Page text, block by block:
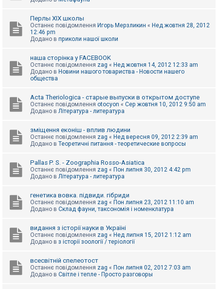
Перлы ХІХ школы
Останнє повідомлення Игорь Мерзликин « Нед жовтня 28, 2012
12:46 pm
Додано в приколи нашої школи
наша сторінка у FACEBOOK
Останнє повідомлення zag « Нед жовтня 14, 2012 12:33 am
Додано в Новини нашого товариства - Новости нашего
общества
Acta Theriologica - старые выпуски в открытом доступе
Останнє повідомлення otocyon « Сер жовтня 10, 2012 9:50 am
Додано в Література - литература
зміщення еконіш - вплив людини
Останнє повідомлення zag « Нед вересня 09, 2012 2:39 am
Додано в Теоретичні питання - теоретические вопросы
Pallas P. S. - Zoographia Rosso-Asiatica
Останнє повідомлення zag « Пон липня 30, 2012 4:42 pm
Додано в Література - литература
генетика вовка. підвиди. гібриди
Останнє повідомлення zag « Пон липня 23, 2012 11:10 am
Додано в Склад фауни, таксономія і номенклатура
видання з історії науки в Україні
Останнє повідомлення zag « Нед липня 15, 2012 1:12 am
Додано в з історії зоології / теріології
всесвітній спелеотост
Останнє повідомлення zag « Пон липня 02, 2012 7:03 am
Додано в Світле і тепле - Просто разговоры